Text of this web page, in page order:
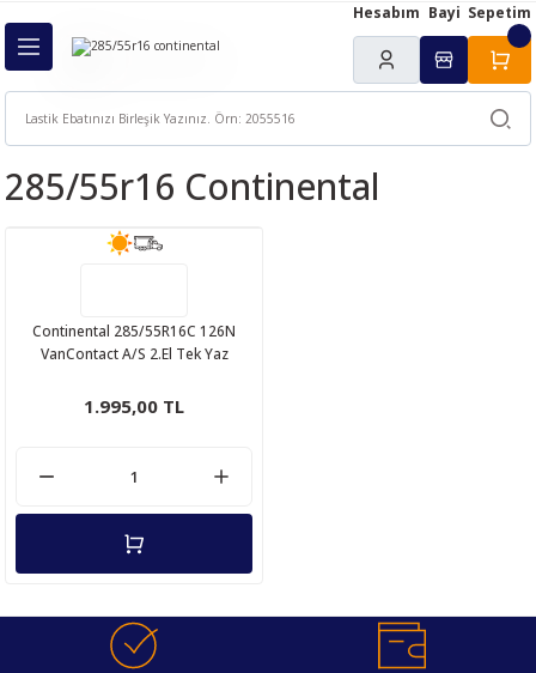
Hesabım Bayi Sepetim
285/55r16 Continental
Continental 285/55R16C 126N
VanContact A/S 2.El Tek Yaz
1.995,00 TL